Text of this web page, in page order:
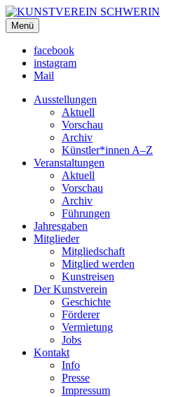
KUNSTVEREIN SCHWERIN
Für Mecklenburg und Vorpommern
Menü
facebook
instagram
Mail
Ausstellungen
Aktuell
Vorschau
Archiv
Künstler*innen A–Z
Veranstaltungen
Aktuell
Vorschau
Archiv
Führungen
Jahresgaben
Mitglieder
Mitgliedschaft
Mitglied werden
Kunstreisen
Der Kunstverein
Geschichte
Förderer
Vermietung
Jobs
Kontakt
Info
Presse
Impressum